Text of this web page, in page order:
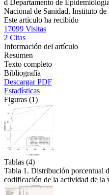
d Departamento de
Nacional de Sanidad, Instituto
Este artículo ha recibido
17099 Visitas
2 Citas
Información del artículo
Resumen
Texto completo
Bibliografía
Descargar PDF
Estadísticas
Figuras (1)
Tablas (4)
Tabla 1. Distribución porcentual
codificación de la actividad de la